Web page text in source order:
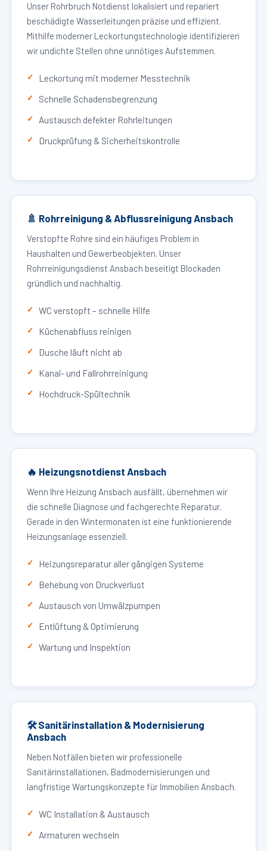
Unser Rohrbruch Notdienst lokalisiert und repariert
beschädigte Wasserleitungen präzise und effizient.
Mithilfe moderner Leckortungstechnologie identifizieren
wir undichte Stellen ohne unnötiges Aufstemmen.
Leckortung mit moderner Messtechnik
Schnelle Schadensbegrenzung
Austausch defekter Rohrleitungen
Druckprüfung & Sicherheitskontrolle
🚿 Rohrreinigung & Abflussreinigung Ansbach
Verstopfte Rohre sind ein häufiges Problem in
Haushalten und Gewerbeobjekten. Unser
Rohrreinigungsdienst Ansbach beseitigt Blockaden
gründlich und nachhaltig.
WC verstopft – schnelle Hilfe
Küchenabfluss reinigen
Dusche läuft nicht ab
Kanal- und Fallrohrreinigung
Hochdruck-Spültechnik
🔥 Heizungsnotdienst Ansbach
Wenn Ihre Heizung Ansbach ausfällt, übernehmen wir
die schnelle Diagnose und fachgerechte Reparatur.
Gerade in den Wintermonaten ist eine funktionierende
Heizungsanlage essenziell.
Heizungsreparatur aller gängigen Systeme
Behebung von Druckverlust
Austausch von Umwälzpumpen
Entlüftung & Optimierung
Wartung und Inspektion
🛠 Sanitärinstallation & Modernisierung
Ansbach
Neben Notfällen bieten wir professionelle
Sanitärinstallationen, Badmodernisierungen und
langfristige Wartungskonzepte für Immobilien Ansbach.
WC Installation & Austausch
Armaturen wechseln